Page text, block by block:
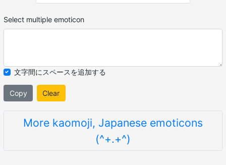
Select multiple emoticon
文字間にスペースを追加する
Copy Clear
More kaomoji, Japanese emoticons
(^+.+^)